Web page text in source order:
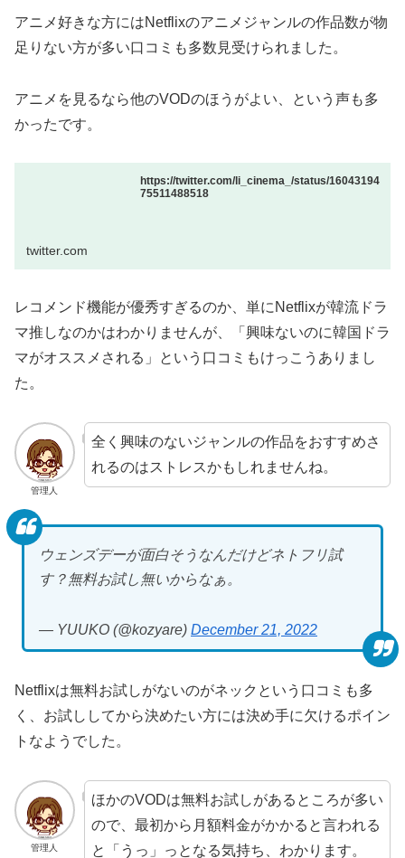
アニメ好きな方にはNetflixのアニメジャンルの作品数が物
足りない方が多い口コミも多数見受けられました。
アニメを見るなら他のVODのほうがよい、という声も多
かったです。
https://twitter.com/li_cinema_/status/16043194
75511488518
twitter.com
レコメンド機能が優秀すぎるのか、単にNetflixが韓流ドラ
マ推しなのかはわかりませんが、「興味ないのに韓国ドラ
マがオススメされる」という口コミもけっこうありまし
た。
管理人
全く興味のないジャンルの作品をおすすめさ
れるのはストレスかもしれませんね。
ウェンズデーが面白そうなんだけどネトフリ試
す？無料お試し無いからなぁ。
— YUUKO (@kozyare) December 21, 2022
Netflixは無料お試しがないのがネックという口コミも多
く、お試ししてから決めたい方には決め手に欠けるポイン
トなようでした。
管理人
ほかのVODは無料お試しがあるところが多い
ので、最初から月額料金がかかると言われる
と「うっ」っとなる気持ち、わかります。